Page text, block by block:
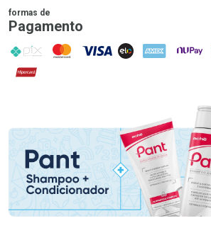
formas de
Pagamento
PIX MasterCard
VISA ELO AMEX NuPay
Hipercard
Promoção em Destaque